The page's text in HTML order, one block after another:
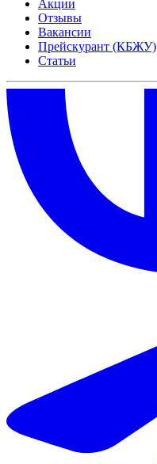
Акции
Отзывы
Вакансии
Прейскурант (КБЖУ)
Статьи